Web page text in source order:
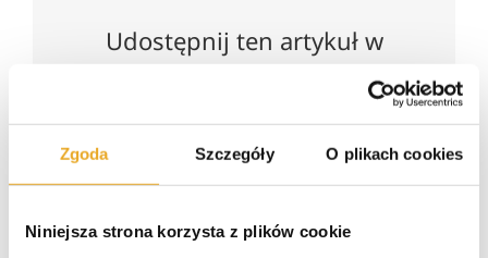
Zgoda Szczegóły O plikach cookies
Niniejsza strona korzysta z plików cookie
Udostępnij ten artykuł w
mediach społecznościowych
Facebook
TwitterEmail